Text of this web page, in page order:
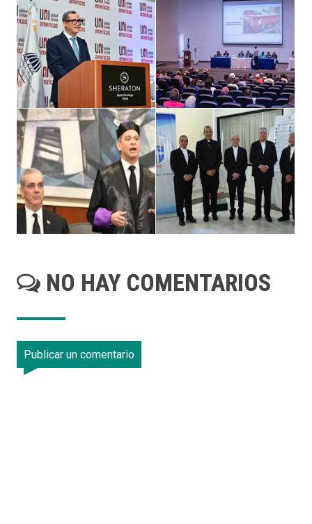
NO HAY COMENTARIOS
Publicar un comentario